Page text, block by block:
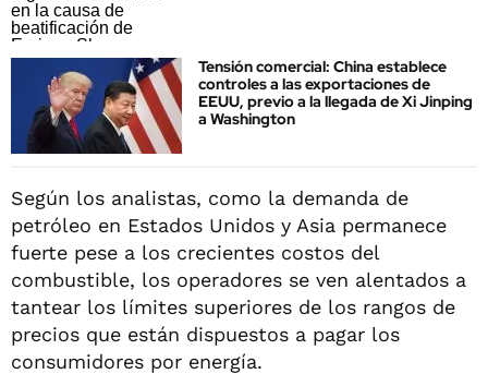
Tensión comercial: China establece
controles a las exportaciones de
EEUU, previo a la llegada de Xi Jinping
a Washington
Según los analistas, como la demanda de
petróleo en Estados Unidos y Asia permanece
fuerte pese a los crecientes costos del
combustible, los operadores se ven alentados a
tantear los límites superiores de los rangos de
precios que están dispuestos a pagar los
consumidores por energía.